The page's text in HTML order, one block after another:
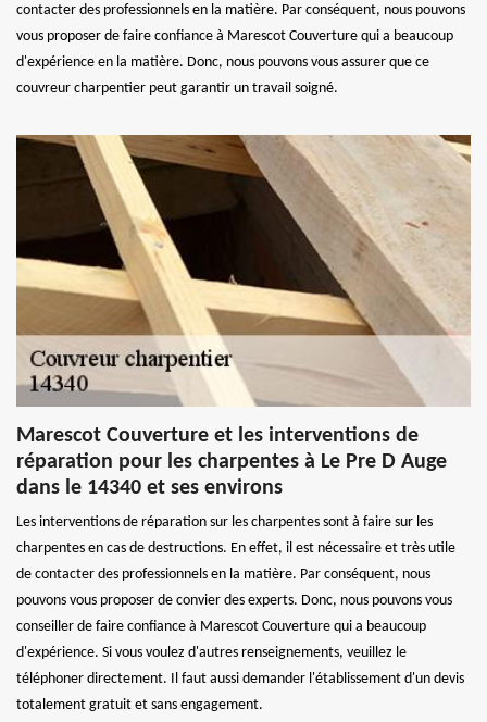
contacter des professionnels en la matière. Par conséquent, nous pouvons
vous proposer de faire confiance à Marescot Couverture qui a beaucoup
d'expérience en la matière. Donc, nous pouvons vous assurer que ce
couvreur charpentier peut garantir un travail soigné.
Marescot Couverture et les interventions de
réparation pour les charpentes à Le Pre D Auge
dans le 14340 et ses environs
Les interventions de réparation sur les charpentes sont à faire sur les
charpentes en cas de destructions. En effet, il est nécessaire et très utile
de contacter des professionnels en la matière. Par conséquent, nous
pouvons vous proposer de convier des experts. Donc, nous pouvons vous
conseiller de faire confiance à Marescot Couverture qui a beaucoup
d'expérience. Si vous voulez d'autres renseignements, veuillez le
téléphoner directement. Il faut aussi demander l'établissement d'un devis
totalement gratuit et sans engagement.